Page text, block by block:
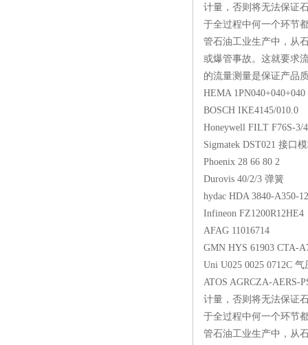
计量，否则将无法保证
于全过程中何一个环节
管石油工业生产中，从
或爆管事故。这就要求
的流量测量是保证产
HEMA
BOSCH IKE4145/
Honeywell FILT
Sigmatek DST021
Phoenix 28 66 80
Durovis 40/2/3 弹
hydac HDA 3840-
Infineon
AFAG 11016714
GMN HYS 61903
Uni U025 0025
ATOS AGRCZA-
计量，否则将无法保证
于全过程中何一个环节
管石油工业生产中，从